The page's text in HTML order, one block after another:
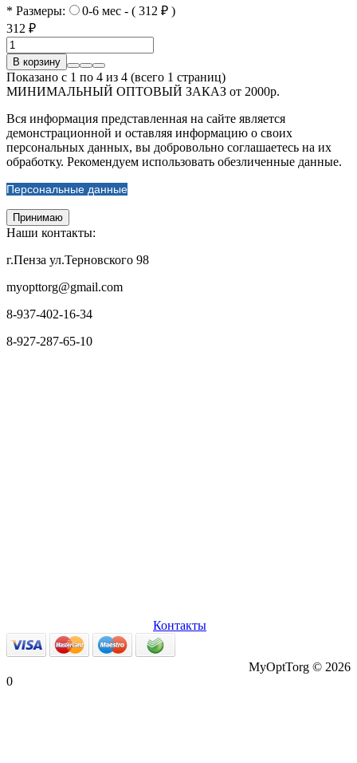
* Размеры:
0-6 мес - ( 312 ₽ )
312 ₽
В корзину
Показано с 1 по 4 из 4 (всего 1 страниц)
МИНИМАЛЬНЫЙ ОПТОВЫЙ ЗАКАЗ от 2000р.
Вся информация представленная на сайте является
демонстрационной и оставляя информацию о своих
персональных данных, вы добровольно соглашаетесь на их
обработку. Рекомендуем использовать обезличенные данные.
Персональные данные
Принимаю
Наши контакты:
г.Пенза ул.Терновского 98
myopttorg@gmail.com
8-937-402-16-34
8-927-287-65-10
Контакты
MyOptTorg © 2026
0